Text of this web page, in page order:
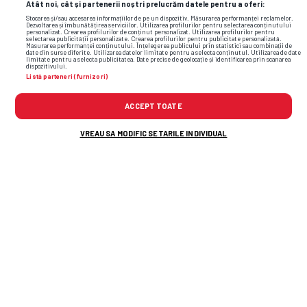
Atât noi, cât și partenerii noștri prelucrăm datele pentru a oferi:
Stocarea și/sau accesarea informațiilor de pe un dispozitiv. Măsurarea performanței reclamelor.
Dezvoltarea și îmbunătățirea serviciilor. Utilizarea profilurilor pentru selectarea conținutului
personalizat. Crearea profilurilor de conținut personalizat. Utilizarea profilurilor pentru
selectarea publicității personalizate. Crearea profilurilor pentru publicitate personalizată.
Măsurarea performanței conținutului. Înțelegerea publicului prin statistici sau combinații de
date din surse diferite. Utilizarea datelor limitate pentru a selecta conținutul. Utilizarea de date
limitate pentru a selecta publicitatea. Date precise de geolocație și identificarea prin scanarea
dispozitivului.
Listă parteneri (furnizori)
ACCEPT TOATE
VREAU SA MODIFIC SETARILE INDIVIDUAL